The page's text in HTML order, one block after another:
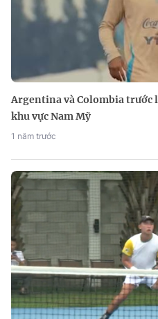
Argentina và Colombia trước
khu vực Nam Mỹ
1 năm trước